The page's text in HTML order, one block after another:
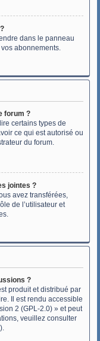
dans le panneau
abonnements.
forum ?
certains types de
ce qui est autorisé ou
du forum.
jointes ?
avez transférées,
de l’utilisateur et
?
produit et distribué par
Il est rendu accessible
2 (GPL-2.0) » et peut
veuillez consulter